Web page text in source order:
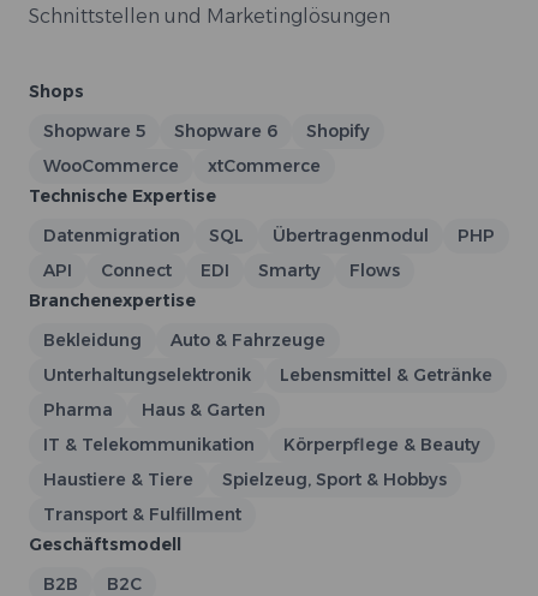
Schnittstellen und Marketinglösungen
Shops
Shopware 5
Shopware 6
Shopify
WooCommerce
xtCommerce
Technische Expertise
Datenmigration
SQL Übertragenmodul
PHP
API
Connect EDI Smarty
Flows
Branchenexpertise
Bekleidung
Auto & Fahrzeuge
Unterhaltungselektronik
Lebensmittel & Getränke
Pharma
Haus & Garten
IT & Telekommunikation
Körperpflege & Beauty
Haustiere & Tiere
Spielzeug, Sport & Hobbys
Transport & Fulfillment
Geschäftsmodell
B2B
B2C